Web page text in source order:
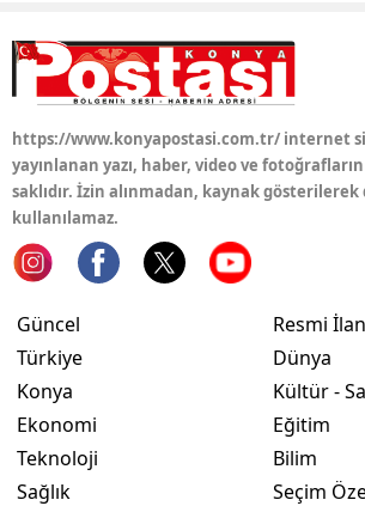
https://www.konyapostasi.com.tr/ internet
yayınlanan yazı, haber, video ve
saklıdır. İzin alınmadan, kaynak gösterilerek
kullanılamaz.
Güncel
Türkiye
Konya
Ekonomi
Teknoloji
Sağlık
Resmi
Dünya
Kültür -
Eğitim
Bilim
Seçim